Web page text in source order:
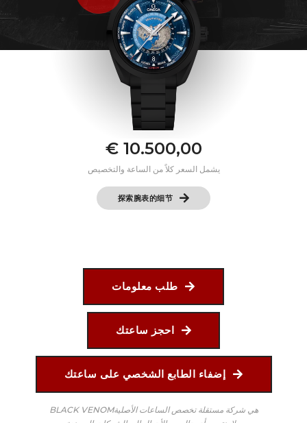
€ 10.500,00
يشمل السعر كلاً من الساعة والتخصيص
探索腕表的细节
BLACK VENOMهي شركة مستقلة تخصص الساعات الأصلية